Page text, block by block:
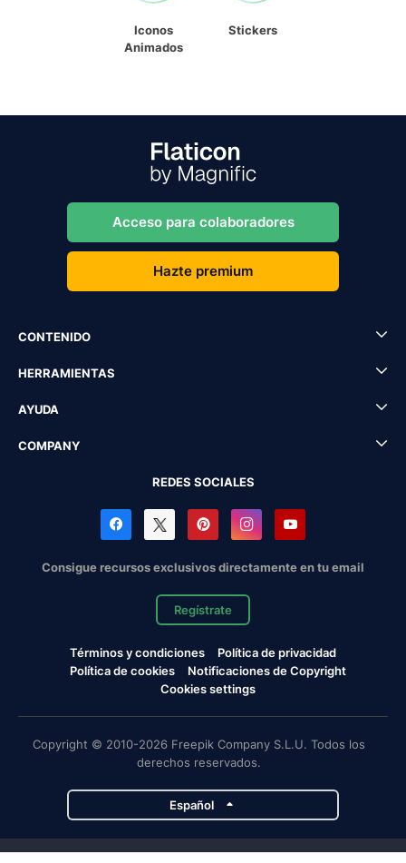
Iconos
Animados
Stickers
Acceso para colaboradores
Hazte premium
CONTENIDO
HERRAMIENTAS
AYUDA
COMPANY
REDES SOCIALES
Consigue recursos exclusivos directamente en tu email
Regístrate
Términos y condiciones
Política de privacidad
Política de cookies
Notificaciones de Copyright
Cookies settings
Copyright © 2010-2026 Freepik Company S.L.U. Todos los
derechos reservados.
Español